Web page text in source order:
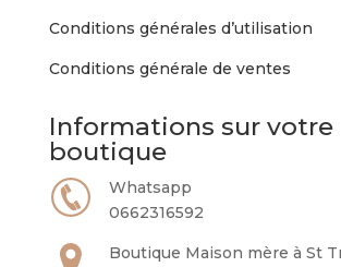
Conditions générales d’utilisation
Conditions générale de ventes
Informations sur votre
boutique
Whatsapp
0662316592
Boutique Maison mère à St